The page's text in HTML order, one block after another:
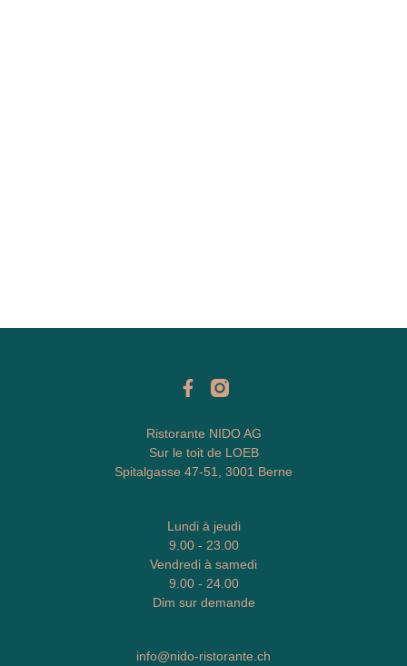
Ristorante NIDO AG
Sur le toit de LOEB
Spitalgasse 47-51, 3001 Berne
Lundi à jeudi
9.00 - 23.00
Vendredi à samedi
9.00 - 24.00
Dim sur demande
info@nido-ristorante.ch